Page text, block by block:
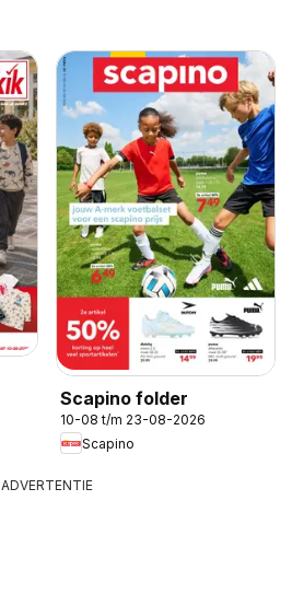
Scapino folder
10-08 t/m 23-08-2026
Scapino
ADVERTENTIE